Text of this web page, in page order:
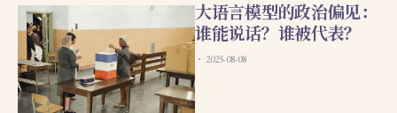
大语言模型的政治偏见：
谁能说话？谁被代表？
2025-08-08